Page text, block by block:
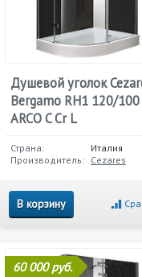
Душевой уголок
Bergamo RH1 120/100
ARCO C Cr L
Страна:
Италия
Производитель: Cezares
В корзину
60 000 руб.